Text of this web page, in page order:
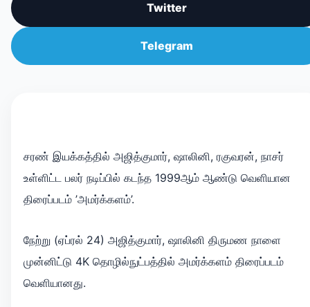
Twitter
Telegram
சரண் இயக்கத்தில் அஜித்குமார், ஷாலினி, ரகுவரன், நாசர்
உள்ளிட்ட பலர் நடிப்பில் கடந்த 1999ஆம் ஆண்டு வெளியான
திரைப்படம் ’அமர்க்களம்’.
நேற்று (ஏப்ரல் 24) அஜித்குமார், ஷாலினி திருமண நாளை
முன்னிட்டு 4K தொழில்நுட்பத்தில் அமர்க்களம் திரைப்படம்
வெளியானது.